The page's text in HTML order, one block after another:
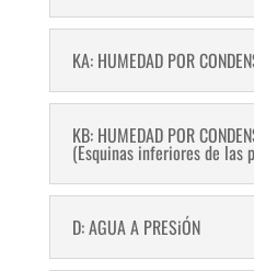
KA: HUMEDAD POR
KB: HUMEDAD POR
(Esquinas inferiores de las
D: AGUA A PRESiÓN